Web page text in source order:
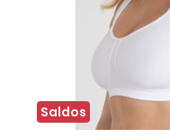
Saldos